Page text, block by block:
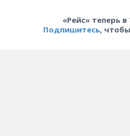
«Рейс» теперь
Подпишитесь,